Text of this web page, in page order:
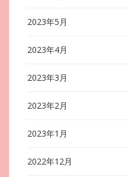
2023年5月
2023年4月
2023年3月
2023年2月
2023年1月
2022年12月